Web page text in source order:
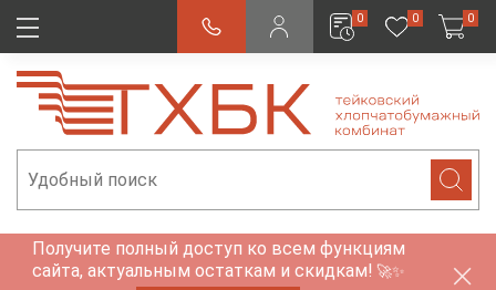
0 0 0
Получите полный доступ ко всем функциям
сайта, актуальным остаткам и скидкам! 🚀✨